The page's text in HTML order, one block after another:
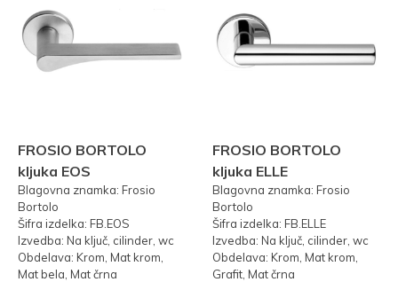
FROSIO BORTOLO
kljuka EOS
Blagovna znamka: Frosio
Bortolo
Šifra izdelka: FB.EOS
Izvedba: Na ključ, cilinder, wc
Obdelava: Krom, Mat krom,
Mat bela, Mat črna
FROSIO BORTOLO
kljuka ELLE
Blagovna znamka: Frosio
Bortolo
Šifra izdelka: FB.ELLE
Izvedba: Na ključ, cilinder, wc
Obdelava: Krom, Mat krom,
Grafit, Mat črna